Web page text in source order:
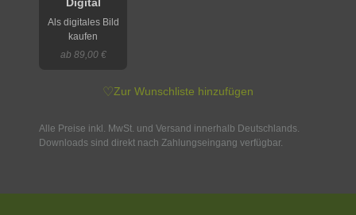
Digital
Als digitales Bild
kaufen
ab 89,00 €
♡Zur Wunschliste hinzufügen
Alle Preise inkl. MwSt. und Versand innerhalb Deutschlands.
Downloads sind direkt nach Zahlungseingang verfügbar.